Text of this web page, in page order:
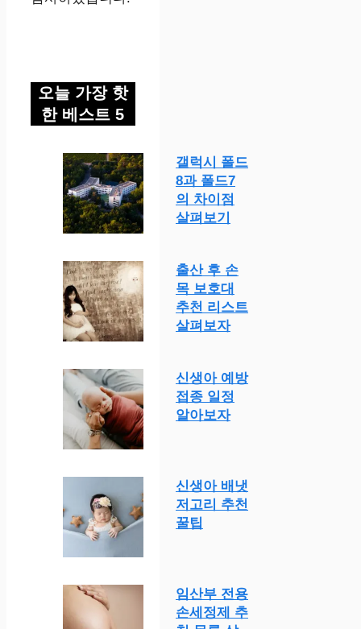
오늘 가장 핫
한 베스트 5
갤럭시 폴드
8과 폴드7
의 차이점
살펴보기
출산 후 손
목 보호대
추천 리스트
살펴보자
신생아 예방
접종 일정
알아보자
신생아 배냇
저고리 추천
꿀팁
임산부 전용
손세정제 추